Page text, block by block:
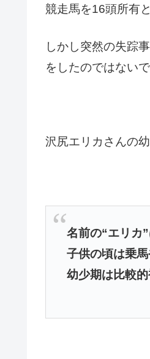
競走馬を16頭所有
しかし突然の失踪
をしたのではないで
沢尻エリカさんの
名前の“エリカ
子供の頃は乗
幼少期は比較的